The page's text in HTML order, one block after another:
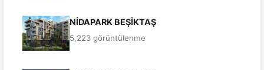
NİDAPARK BEŞİKTAŞ
5,223 görüntülenme